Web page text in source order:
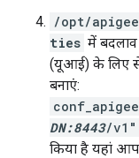
/opt/
ties में बदलाव
(यूआई) के लिए
बनाएं:
DN:8443/v1"
किया है यहां